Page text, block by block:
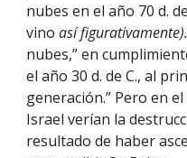
nubes en el año 70 d.
vino así
nubes,” en
el año 30 d. de C., al
generación.” Pero en
Israel verían la
resultado de haber